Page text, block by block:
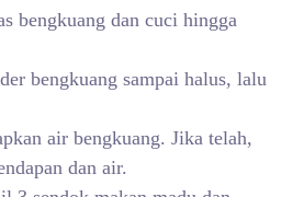
bengkuang dan cuci hingga
bengkuang sampai halus, lalu
air bengkuang. Jika telah,
dan air.